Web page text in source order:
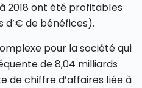
2018 ont été profitables
d’€ de bénéfices).
pour la société qui
de 8,04 milliards
de chiffre d’affaires liée à